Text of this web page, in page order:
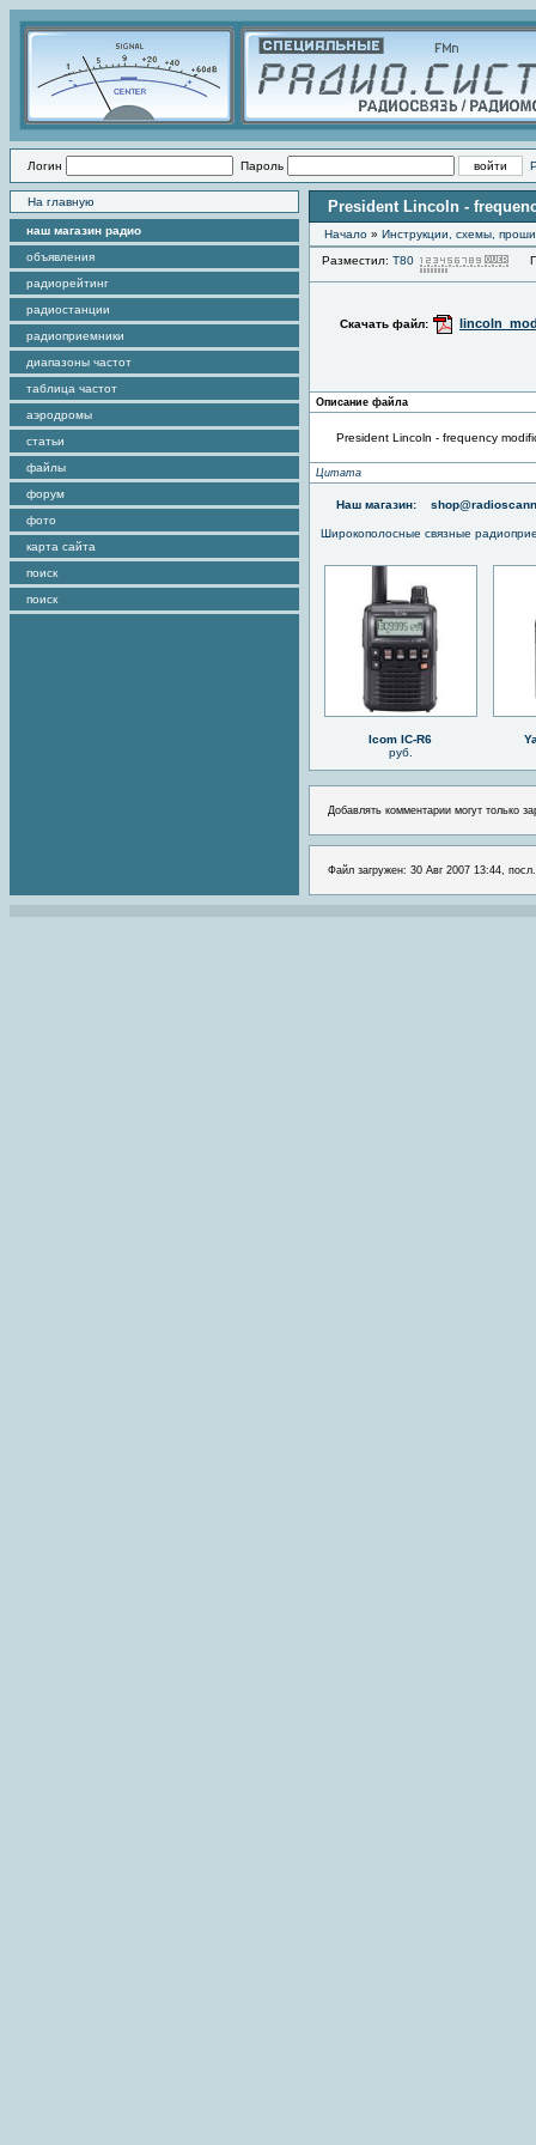
Логин Пароль
На главную
наш магазин радио
объявления
радиорейтинг
радиостанции
радиоприемники
диапазоны частот
таблица частот
аэродромы
статьи
файлы
форум
фото
карта сайта
поиск
поиск
President Lincoln -
Начало » Инструкции, схемы,
Разместил: Т80
Скачать файл:
Описание файла
President Lincoln - frequency
Цитата
Наш магазин:
Широкополосные связные
Icom IC-R6
руб.
Добавлять комментарии могут только
Файл загружен: 30 Авг 2007 13:44,